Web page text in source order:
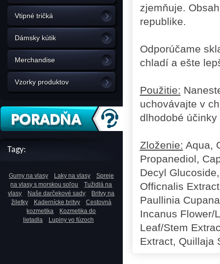
Vtipné tričká
Dámsky kútik
Merchandise
Vzorky produktov
Tagy:
Gumy na vlasy Laky na vlasy
Spreje
na vlasy s morskou soľou
Tužidlá na
vlasy
Naše darčekové sady
Britvy na
žiletky
Kadernícke britvy
Cestovná
kozmetika
Kozmetika do
lietadla
Lupiny vo fúzoch
zjemňuje.
republike.
Odporúčame
chladí a ešte
Použitie:
uchovávajte v
dlhodobé
Zloženie: Aqua,
Propanediol,
Decyl
Officnalis
Paullinia
Incanus Flower/
Leaf/Stem
Extract, Quillaja